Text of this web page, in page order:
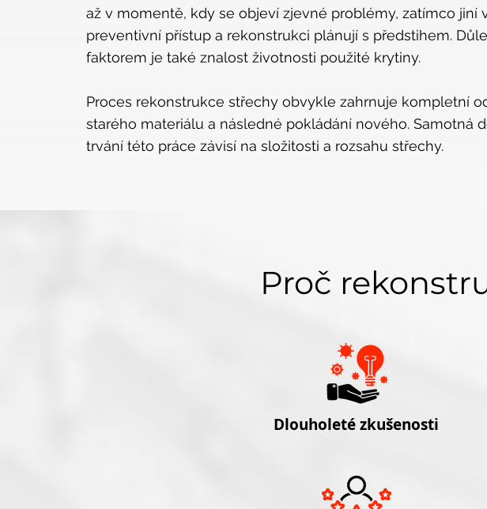
až v momentě, kdy se objeví zjevné problémy, zatímco jiní
preventivní přístup a rekonstrukci plánují s předstihem.
faktorem je také znalost životnosti použité krytiny.
Proces rekonstrukce střechy obvykle zahrnuje kompletní
starého materiálu a následné pokládání nového. Samotná
trvání této práce závisí na složitosti a rozsahu střechy.
Proč
Dlouholeté zkušenosti